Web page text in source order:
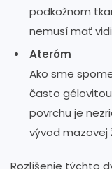
podkožnom
nemusí mať
Ateróm
Ako sme
často
povrchu je
vývod mazovej
Rozlíšenie týchto